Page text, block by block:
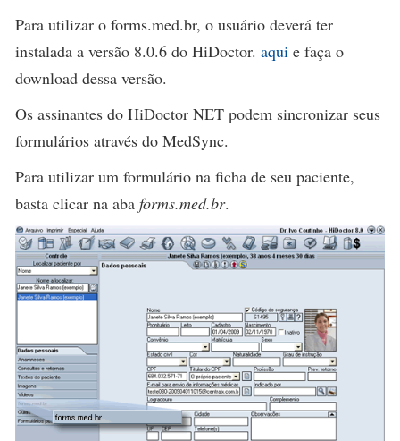
Para utilizar o forms.med.br, o usuário deverá ter
instalada a versão 8.0.6 do HiDoctor. aqui e faça o
download dessa versão.
Os assinantes do HiDoctor NET podem sincronizar seus
formulários através do MedSync.
Para utilizar um formulário na ficha de seu paciente,
basta clicar na aba forms.med.br.